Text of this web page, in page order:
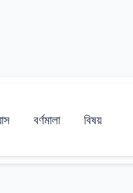
বর্ণমালা বিষয়